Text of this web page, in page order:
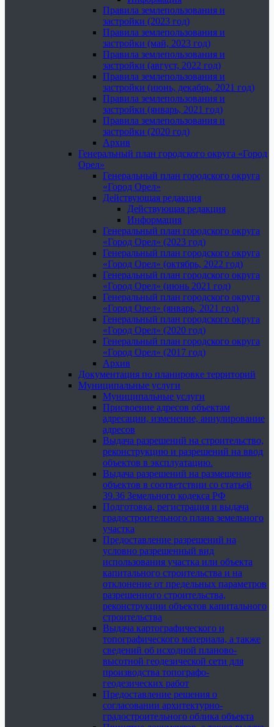
Правила землепользования и
застройки (2023 год)
Правила землепользования и
застройки (май, 2023 год)
Правила землепользования и
застройки (август, 2022 год)
Правила землепользования и
застройки (июнь, декабрь, 2021 год)
Правила землепользования и
застройки (январь, 2021 год)
Правила землепользования и
застройки (2020 год)
Архив
Генеральный план городского округа «Город
Орел»
Генеральный план городского округа
«Город Орел»
Действующая редакция
Действующая редакция
Информация
Генеральный план городского округа
«Город Орел» (2023 год)
Генеральный план городского округа
«Город Орел» (октябрь, 2022 год)
Генеральный план городского округа
«Город Орел» (июнь 2021 год)
Генеральный план городского округа
«Город Орел» (январь, 2021 год)
Генеральный план городского округа
«Город Орел» (2020 год)
Генеральный план городского округа
«Город Орел» (2017 год)
Архив
Документация по планировке территорий
Муниципальные услуги
Муниципальные услуги
Присвоение адресов объектам
адресации, изменение, аннулирование
адресов
Выдача разрешений на строительство,
реконструкцию и разрешений на ввод
объектов в эксплуатацию.
Выдача разрешений на размещение
объектов в соответствии со статьей
39.36 Земельного кодекса РФ
Подготовка, регистрация и выдача
градостроительного плана земельного
участка
Предоставление разрешений на
условно разрешенный вид
использования участка или объекта
капитального строительства и на
отклонение от предельных параметров
разрешенного строительства,
реконструкции объектов капитального
строительства
Выдача картографического и
топографического материала, а также
сведений об исходной планово-
высотной геодезической сети для
производства топографо-
геодезических работ
Предоставление решения о
согласовании архитектурно-
градостроительного облика объекта